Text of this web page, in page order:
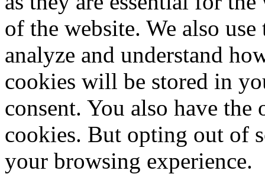
of the website. We also
analyze and understand
cookies will be stored in
consent. You also have
cookies. But opting out of
your browsing experience.